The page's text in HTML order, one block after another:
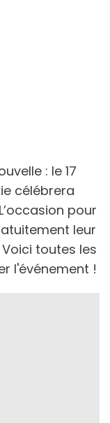
: le 17
célébrera
pour
leur
toutes les
l'événement !